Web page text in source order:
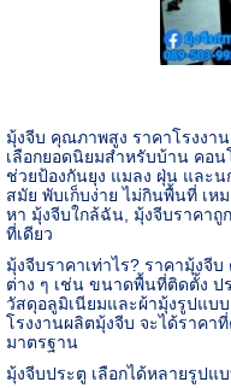
มุ้งจีบ คุณภาพสูง ราคาโรงงา
เลือกยอดนิยมสำหรับบ้าน คอ
ช่วยป้องกันยุง แมลง ฝุ่น และ
สมัย พับเก็บง่าย ไม่กินพื้นที่ เห
หา มุ้งจีบใกล้ฉัน, มุ้งจีบราคาถู
ที่เดียว
มุ้งจีบราคาเท่าไร? ราคามุ้งจีบ
ต่าง ๆ เช่น ขนาดพื้นที่ติดตั้ง ป
วัสดุอลูมิเนียมและผ้ามุ้งรูปแบ
โรงงานผลิตมุ้งจีบ จะได้ราค
มาตรฐาน
มุ้งจีบประตู เลือกได้หลายรูปแ